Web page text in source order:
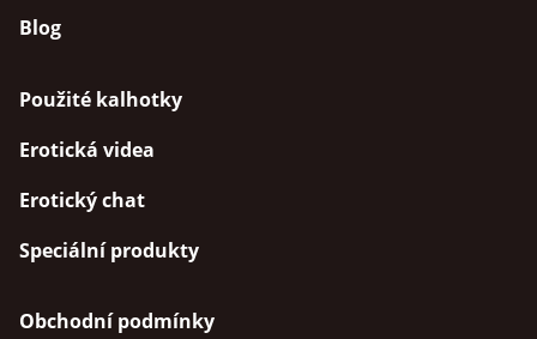
Blog
Použité kalhotky
Erotická videa
Erotický chat
Speciální produkty
Obchodní podmínky